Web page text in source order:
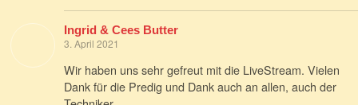
Ingrid & Cees Butter
3. April 2021
Wir haben uns sehr gefreut mit die LiveStream. Vielen
Dank für die Predig und Dank auch an allen, auch der